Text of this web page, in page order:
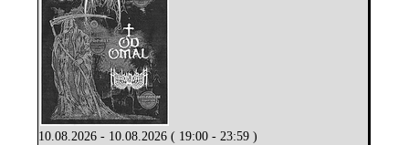
10.08.2026 - 10.08.2026 ( 19:00 - 23:59 )